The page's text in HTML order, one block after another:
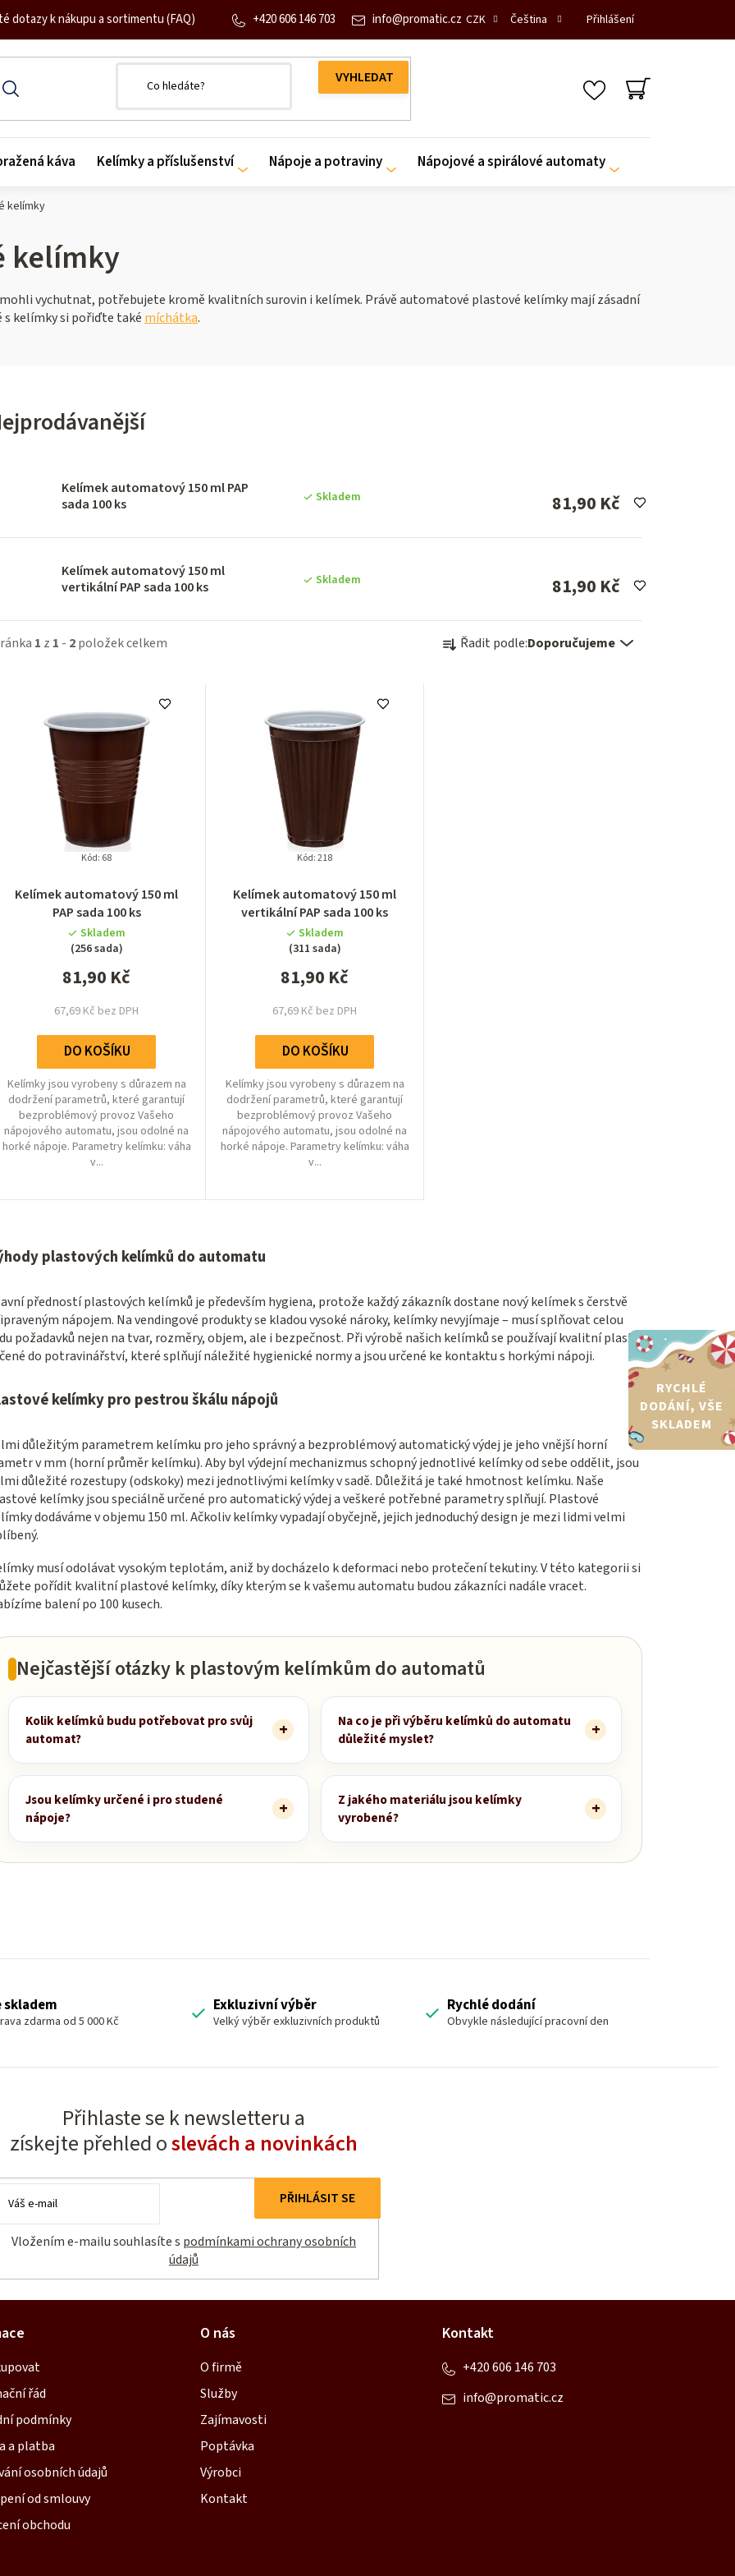
dotazy k nákupu a sortimentu (FAQ) CZK Čeština Přihlášení
info@promatic.cz
+420 606 146 703
NÁKUPNÍ
káva Kelímky a příslušenství Nápoje a potraviny Nápojové a spirálové automaty
kelímky
kelímky
vychutnat, potřebujete kromě kvalitních surovin i kelímek. Právě automatové plastové kelímky mají zásadní
s kelímky si pořiďte také míchátka.
Kelímek automatový 150 ml PAP
sada 100 ks
Skladem 81,90 Kč
Kelímek automatový 150 ml
vertikální PAP sada 100 ks
Skladem 81,90 Kč
1 z 1 - 2položek celkem
Ř Řadit podle:Doporučujeme
Kelímek automatový 150 ml
PAP sada 100 ks
Skladem
(256 sada)
67,69 Kč bez DPH
81,90 Kč
DO KOŠÍKU
Kelímky jsou vyrobeny s důrazem na
dodržení parametrů, které garantují
bezproblémový provoz Vašeho
nápojového automatu, jsou odolné na
horké nápoje. Parametry kelímku: váha
v...
Kód: 68
Kelímek automatový 150 ml
vertikální PAP sada 100 ks
Skladem
(311 sada)
67,69 Kč bez DPH
81,90 Kč
DO KOŠÍKU
Kelímky jsou vyrobeny s důrazem na
dodržení parametrů, které garantují
bezproblémový provoz Vašeho
nápojového automatu, jsou odolné na
horké nápoje. Parametry kelímku: váha
v...
Kód:218
á
d
a
r
v
k
y
v
ý
p
plastových kelímků do automatu
předností plastových kelímků je především hygiena, protože každý zákazník dostane nový kelímek s čerstvě
nápojem. Na vendingové produkty se kladou vysoké nároky, kelímky nevyjímaje – musí splňovat celou
požadavků nejen na tvar, rozměry, objem, ale i bezpečnost. Při výrobě našich kelímků se používají kvalitní plasty
do potravinářství, které splňují náležité hygienické normy a jsou určené ke kontaktu s horkými nápoji.
kelímky pro pestrou škálu nápojů
důležitým parametrem kelímku pro jeho správný a bezproblémový automatický výdej je jeho vnější horní
v mm (horní průměr kelímku). Aby byl výdejní mechanizmus schopný jednotlivé kelímky od sebe oddělit, jsou
důležité rozestupy (odskoky) mezi jednotlivými kelímky v sadě. Důležitá je také hmotnost kelímku. Naše
kelímky jsou speciálně určené pro automatický výdej a veškeré potřebné parametry splňují. Plastové
dodáváme v objemu 150 ml. Ačkoliv kelímky vypadají obyčejně, jejich jednoduchý design je mezi lidmi velmi
musí odolávat vysokým teplotám, aniž by docházelo k deformaci nebo protečení tekutiny. V této kategorii si
pořídit kvalitní plastové kelímky, díky kterým se k vašemu automatu budou zákazníci nadále vracet.
balení po 100 kusech.
Nejčastější otázky k plastovým kelímkům do automatů
Kolik kelímků budu potřebovat pro svůj
automat?
Na co je při výběru kelímků do automatu
důležité myslet?
Jsou kelímky určené i pro studené
nápoje?
Z jakého materiálu jsou kelímky
vyrobené?
skladem
zdarma od 5 000 Kč
Exkluzivní výběr
Velký výběr exkluzivních produktů
Rychlé dodání
Obvykle následující pracovní den
Přihlaste se k newsletteru a
získejte přehled oslevách a novinkách
mail
Vložením e-mailu souhlasíte s podmínkami ochrany osobních
údajů
PŘIHLÁSIT SE
řád
podmínky
a platba
osobních údajů
od smlouvy
obchodu
O nás
O firmě
Služby
Zajímavosti
Poptávka
Výrobci
Kontakt
Kontakt
info@promatic.cz
+420 606 146 703
RYCHLÉ
DODÁNÍ, VŠE
SKLADEM